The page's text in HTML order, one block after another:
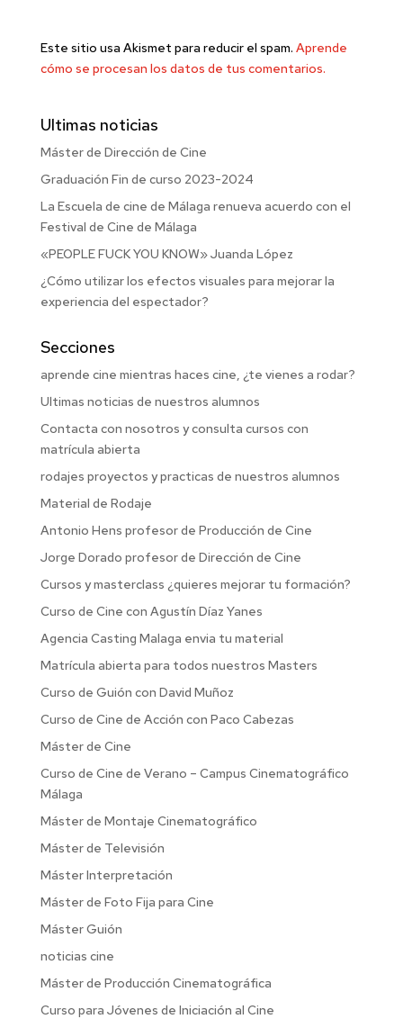
Este sitio usa Akismet para reducir el spam. Aprende
cómo se procesan los datos de tus comentarios.
Ultimas noticias
Máster de Dirección de Cine
Graduación Fin de curso 2023-2024
La Escuela de cine de Málaga renueva acuerdo con el
Festival de Cine de Málaga
«PEOPLE FUCK YOU KNOW» Juanda López
¿Cómo utilizar los efectos visuales para mejorar la
experiencia del espectador?
Secciones
aprende cine mientras haces cine, ¿te vienes a rodar?
Ultimas noticias de nuestros alumnos
Contacta con nosotros y consulta cursos con
matrícula abierta
rodajes proyectos y practicas de nuestros alumnos
Material de Rodaje
Antonio Hens profesor de Producción de Cine
Jorge Dorado profesor de Dirección de Cine
Cursos y masterclass ¿quieres mejorar tu formación?
Curso de Cine con Agustín Díaz Yanes
Agencia Casting Malaga envia tu material
Matrícula abierta para todos nuestros Masters
Curso de Guión con David Muñoz
Curso de Cine de Acción con Paco Cabezas
Máster de Cine
Curso de Cine de Verano – Campus Cinematográfico
Málaga
Máster de Montaje Cinematográfico
Máster de Televisión
Máster Interpretación
Máster de Foto Fija para Cine
Máster Guión
noticias cine
Máster de Producción Cinematográfica
Curso para Jóvenes de Iniciación al Cine